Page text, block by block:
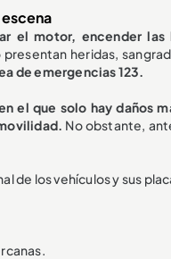
el motor, encender
heridas,
de emergencias 123.
el que solo hay daños
No obstante,
de los vehículos y sus